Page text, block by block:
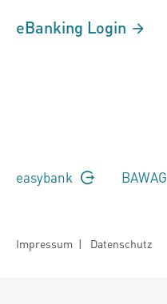
eBanking Login
easybank BAWAG
Impressum | Datenschutz